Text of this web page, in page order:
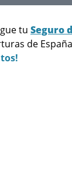
tu Seguro
de